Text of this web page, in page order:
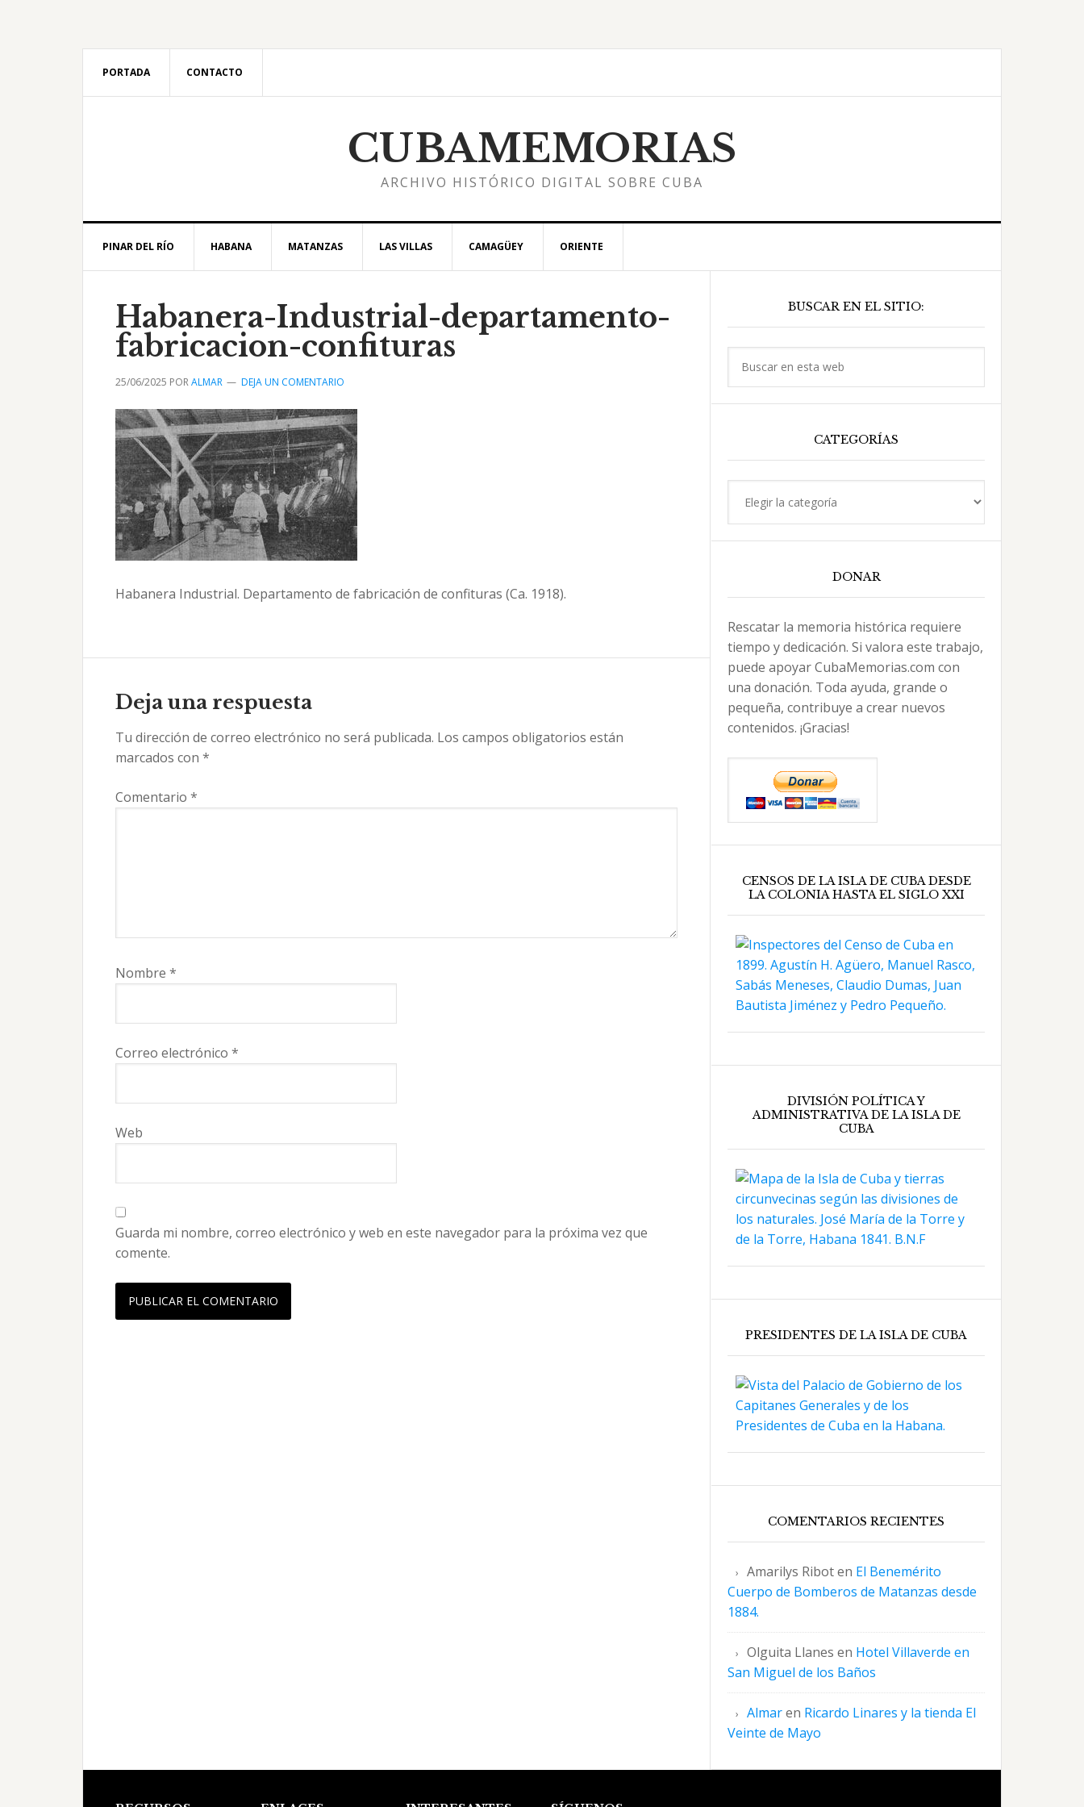
PORTADA CONTACTO
CUBAMEMORIAS
ARCHIVO HISTÓRICO DIGITAL SOBRE CUBA
PINAR DEL RÍO HABANA MATANZAS LAS VILLAS CAMAGÜEY ORIENTE
Habanera-Industrial-departamento-
fabricacion-confituras
25/06/2025 PORALMAR DEJA UN COMENTARIO
Habanera Industrial. Departamento de fabricación de confituras (Ca. 1918).
con
los
lectores
Deja una respuesta
Tu dirección de correo electrónico no será publicada. Los campos obligatorios están
marcados con *
Comentario *
Nombre *
Correo electrónico *
Web
Guarda mi nombre, correo electrónico y web en este navegador para la próxima vez que
comente.
lateral
principal
BUSCAR EN EL SITIO:
CATEGORÍAS
DONAR
Rescatar la memoria histórica requiere
tiempo y dedicación. Si valora este trabajo,
puede apoyar CubaMemorias.com con
una donación. Toda ayuda, grande o
pequeña, contribuye a crear nuevos
contenidos. ¡Gracias!
CENSOS DE LA ISLA DE CUBA DESDE
LA COLONIA HASTA EL SIGLO XXI
DIVISIÓN POLÍTICA Y
ADMINISTRATIVA DE LA ISLA DE
CUBA
PRESIDENTES DE LA ISLA DE CUBA
COMENTARIOS RECIENTES
Amarilys Riboten El Benemérito
Cuerpo de Bomberos de Matanzas desde
1884.
Olguita Llanes en Hotel Villaverde en
San Miguel de los Baños
Almaren Ricardo Linares y la tienda El
Veinte de Mayo